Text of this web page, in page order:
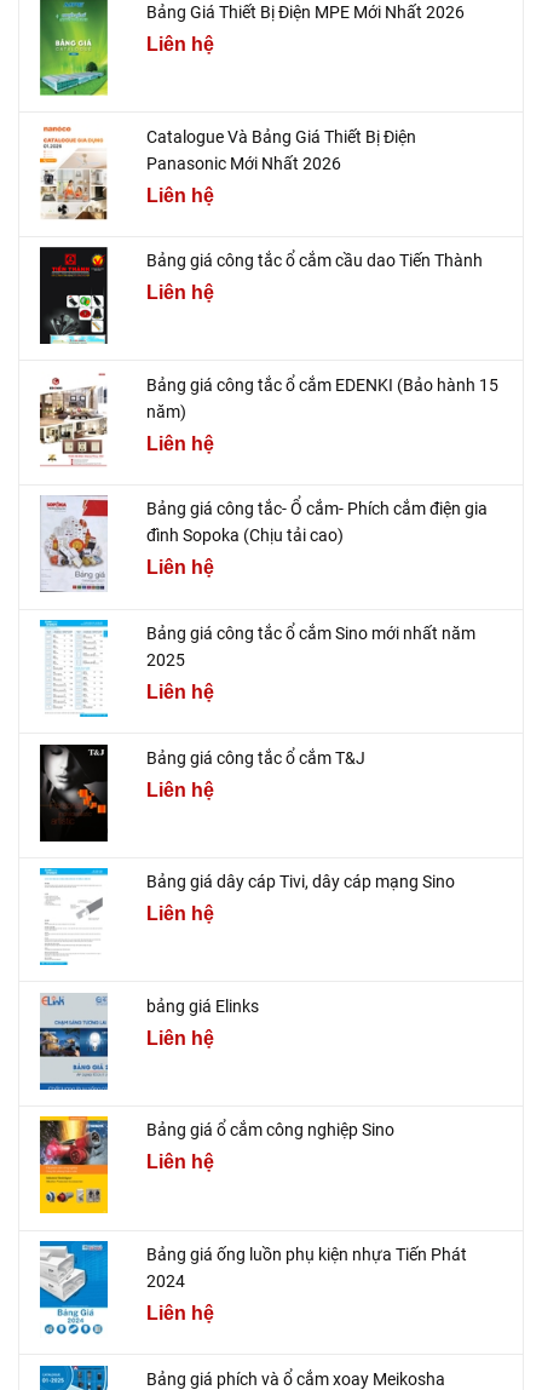
Bảng Giá Thiết Bị Điện MPE Mới Nhất 2026
Liên hệ
Catalogue Và Bảng Giá Thiết Bị Điện
Panasonic Mới Nhất 2026
Liên hệ
Bảng giá công tắc ổ cắm cầu dao Tiến Thành
Liên hệ
Bảng giá công tắc ổ cắm EDENKI (Bảo hành 15
năm)
Liên hệ
Bảng giá công tắc- Ổ cắm- Phích cắm điện gia
đình Sopoka (Chịu tải cao)
Liên hệ
Bảng giá công tắc ổ cắm Sino mới nhất năm
2025
Liên hệ
Bảng giá công tắc ổ cắm T&J
Liên hệ
Bảng giá dây cáp Tivi, dây cáp mạng Sino
Liên hệ
bảng giá Elinks
Liên hệ
Bảng giá ổ cắm công nghiệp Sino
Liên hệ
Bảng giá ống luồn phụ kiện nhựa Tiến Phát
2024
Liên hệ
Bảng giá phích và ổ cắm xoay Meikosha